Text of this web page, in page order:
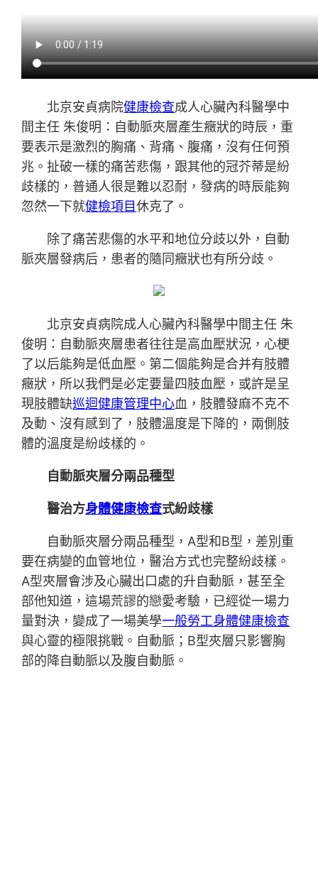
北京安貞病院健康檢查成人心臟內科醫學中
間主任 朱俊明：自動脈夾層產生癥狀的時辰，重
要表示是激烈的胸痛、背痛、腹痛，沒有任何預
兆。扯破一樣的痛苦悲傷，跟其他的冠芥蒂是紛
歧樣的，普通人很是難以忍耐，發病的時辰能夠
忽然一下就健檢項目休克了。
除了痛苦悲傷的水平和地位分歧以外，自動
脈夾層發病后，患者的隨同癥狀也有所分歧。
北京安貞病院成人心臟內科醫學中間主任 朱
俊明：自動脈夾層患者往往是高血壓狀況，心梗
了以后能夠是低血壓。第二個能夠是合并有肢體
癥狀，所以我們是必定要量四肢血壓，或許是呈
現肢體缺巡迴健康管理中心血，肢體發麻不克不
及動、沒有感到了，肢體溫度是下降的，兩側肢
體的溫度是紛歧樣的。
自動脈夾層分兩品種型
醫治方身體健康檢查式紛歧樣
自動脈夾層分兩品種型，A型和B型，差別重
要在病變的血管地位，醫治方式也完整紛歧樣。
A型夾層會涉及心臟出口處的升自動脈，甚至全
部他知道，這場荒謬的戀愛考驗，已經從一場力
量對決，變成了一場美學一般勞工身體健康檢查
與心靈的極限挑戰。自動脈；B型夾層只影響胸
部的降自動脈以及腹自動脈。